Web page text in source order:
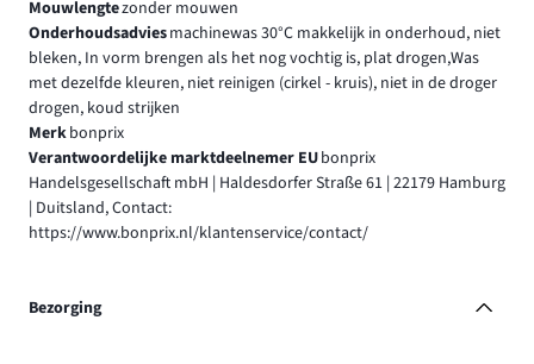
Mouwlengtezonder mouwen
Onderhoudsadviesmachinewas 30°C makkelijk in onderhoud, niet
bleken, In vorm brengen als het nog vochtig is, plat drogen,Was
met dezelfde kleuren, niet reinigen (cirkel - kruis), niet in de droger
drogen, koud strijken
Merkbonprix
Verantwoordelijke marktdeelnemer EUbonprix
Handelsgesellschaft mbH | Haldesdorfer Straße 61 | 22179 Hamburg
| Duitsland, Contact:
https://www.bonprix.nl/klantenservice/contact/
Bezorging